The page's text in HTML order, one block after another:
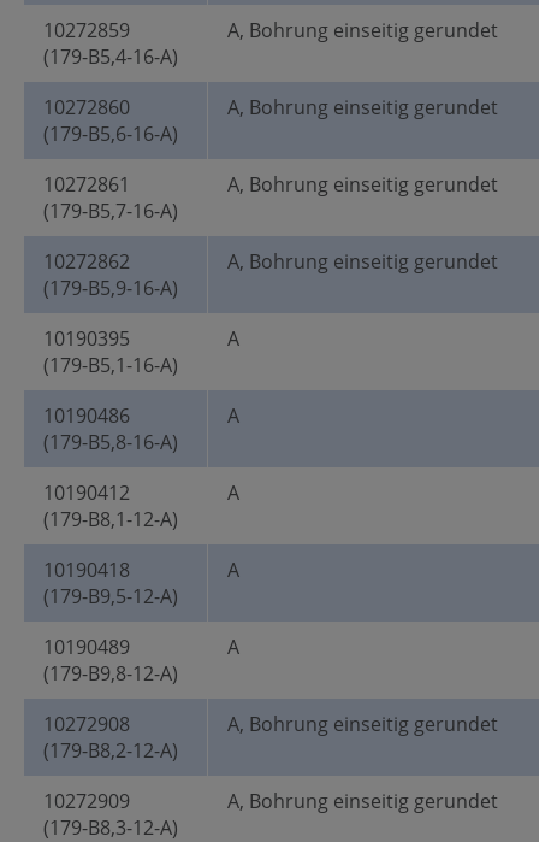
10272859
(179-B5,4-16-A)
A, Bohrung einseitig gerundet
10272860
(179-B5,6-16-A)
A, Bohrung einseitig gerundet
10272861
(179-B5,7-16-A)
A, Bohrung einseitig gerundet
10272862
(179-B5,9-16-A)
A, Bohrung einseitig gerundet
10190395
(179-B5,1-16-A)
A
10190486
(179-B5,8-16-A)
A
10190412
(179-B8,1-12-A)
A
10190418
(179-B9,5-12-A)
A
10190489
(179-B9,8-12-A)
A
10272908
(179-B8,2-12-A)
A, Bohrung einseitig gerundet
10272909
(179-B8,3-12-A)
A, Bohrung einseitig gerundet